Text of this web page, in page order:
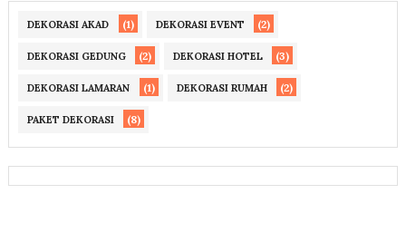
DEKORASI AKAD (1) DEKORASI EVENT (2)
DEKORASI GEDUNG (2) DEKORASI HOTEL (3)
DEKORASI LAMARAN (1) DEKORASI RUMAH (2)
PAKET DEKORASI (8)